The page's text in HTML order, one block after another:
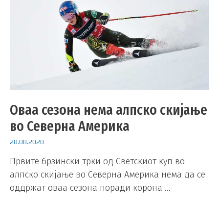
Оваа сезона нема алпско скијање
во Северна Америка
20.08.2020
Првите брзински трки од Светскиот куп во
алпско скијање во Северна Америка нема да се
оддржат оваа сезона поради корона …